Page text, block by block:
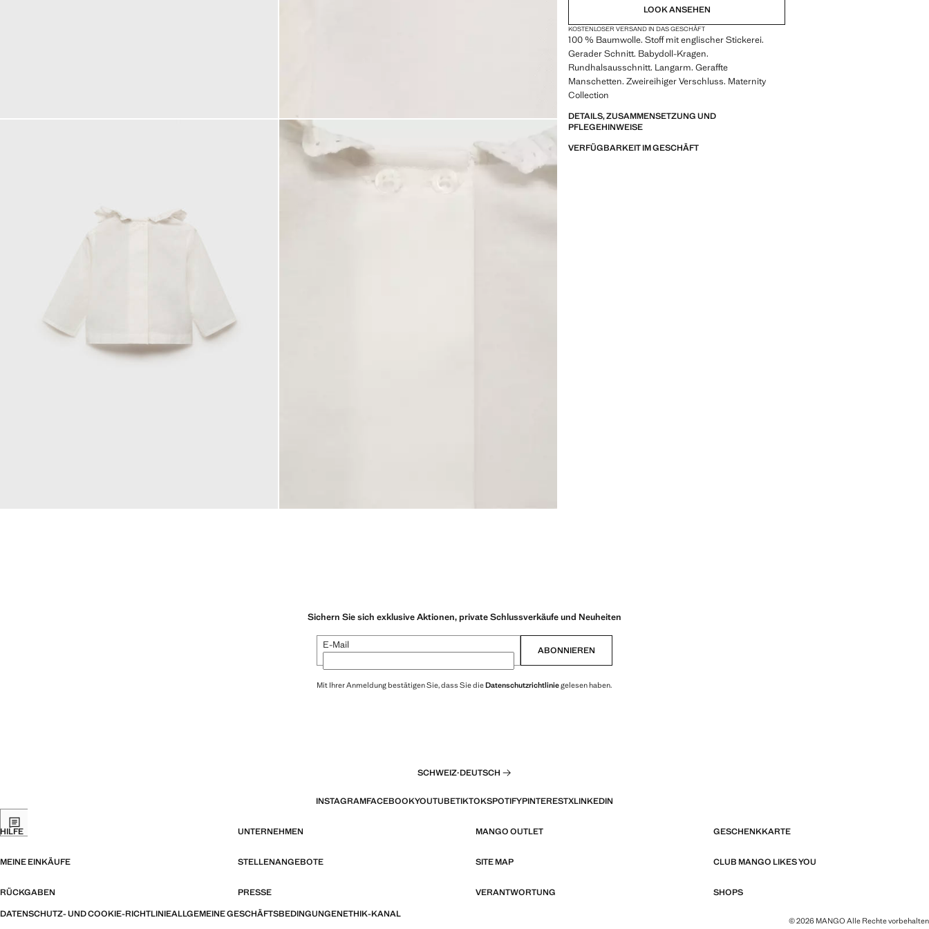
LOOK ANSEHEN
KOSTENLOSER VERSAND IN DAS GESCHÄFT
100 % Baumwolle. Stoff mit englischer Stickerei.
Gerader Schnitt. Babydoll-Kragen.
Rundhalsausschnitt. Langarm. Geraffte
Manschetten. Zweireihiger Verschluss. Maternity
Collection
DETAILS, ZUSAMMENSETZUNG UND
PFLEGEHINWEISE
VERFÜGBARKEIT IM GESCHÄFT
Sichern Sie sich exklusive Aktionen, private Schlussverkäufe und Neuheiten
E-Mail ABONNIEREN
Mit Ihrer Anmeldung bestätigen Sie, dass Sie dieDatenschutzrichtliniegelesen haben.
SCHWEIZ·DEUTSCH
INSTAGRAMFACEBOOKYOUTUBETIKTOKSPOTIFYPINTERESTXLINKEDIN
HILFE UNTERNEHMEN MANGO OUTLET GESCHENKKARTE
MEINE EINKÄUFE STELLENANGEBOTE SITE MAP CLUB MANGO LIKES YOU
RÜCKGABEN PRESSE VERANTWORTUNG
SHOPS
DATENSCHUTZ- UND COOKIE-RICHTLINIEALLGEMEINE GESCHÄFTSBEDINGUNGENETHIK-KANAL
© 2026 MANGO Alle Rechte vorbehalten